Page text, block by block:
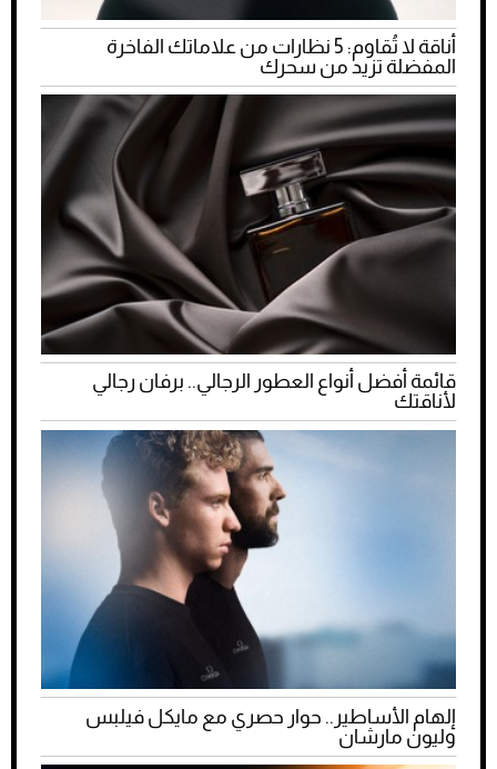
أناقة لا تُقاوم: 5 نظارات من علاماتك الفاخرة
المفضلة تزيد من سحرك
قائمة أفضل أنواع العطور الرجالي.. برفان رجالي
لأناقتك
إلهام الأساطير.. حوار حصري مع مايكل فيلبس
وليون مارشان